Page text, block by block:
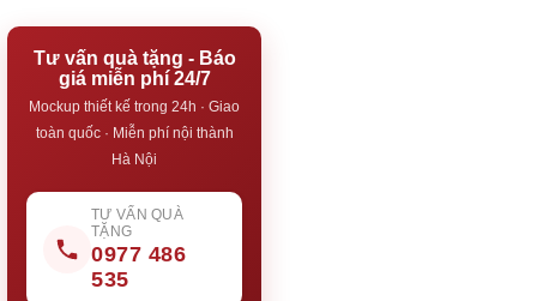
Tư vấn quà tặng - Báo
giá miễn phí 24/7
Mockup thiết kế trong 24h · Giao
toàn quốc · Miễn phí nội thành
Hà Nội
TƯ VẤN QUÀ
TẶNG
0977 486
535